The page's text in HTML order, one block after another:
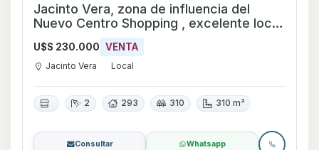
Jacinto Vera, zona de influencia del
Nuevo Centro Shopping , excelente local
planta baja de edificio de 3 pisos gran
frente .Grandes ventanales al frente .
Rampa 14 mts Con renta de $ 36.000
U$S 230.000 VENTA
Jacinto Vera Local
2 293 310 310 m²
Consultar Whatsapp